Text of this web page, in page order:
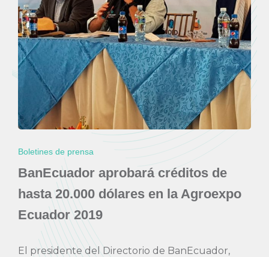
Boletines de prensa
BanEcuador aprobará créditos de
hasta 20.000 dólares en la Agroexpo
Ecuador 2019
El presidente del Directorio de BanEcuador,